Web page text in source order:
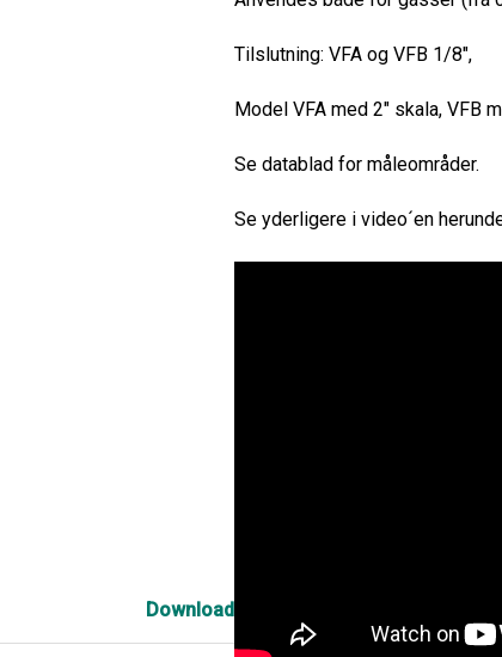
Download
Tilslutning: VFA og VFB 1/8″,
Model VFA med 2″ skala, VFB
Se datablad for måleområder.
Se yderligere i video´en